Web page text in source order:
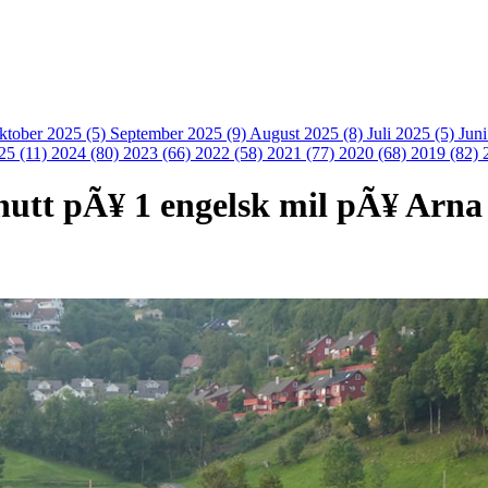
2025 (5) September 2025 (9) August 2025 (8) Juli 2025 (5)
(11) 2024 (80) 2023 (66) 2022 (58) 2021 (77) 2020 (68) 2019 (82)
pÃ¥ 1 engelsk mil pÃ¥